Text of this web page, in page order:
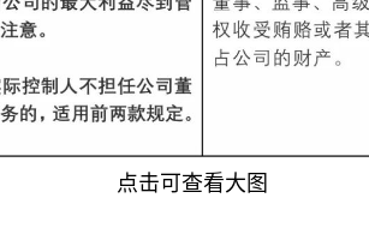
点击可查看大图